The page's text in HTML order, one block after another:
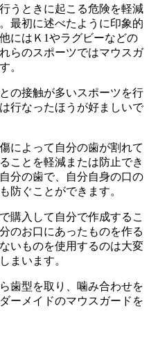
うときに起こる危険を軽減
最初に述べたように印象的
にはＫ1やラグビーなどの
らのスポーツではマウスガ
。
の接触が多いスポーツを行
行なったほうが好ましいで
によって自分の歯が割れて
ことを軽減または防止でき
分の歯で、自分自身の口の
防ぐことができます。
購入して自分で作成するこ
のお口にあったものを作る
いものを使用するのは大変
まいます。
歯型を取り、噛み合わせを
ーメイドのマウスガードを